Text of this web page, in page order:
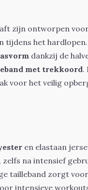
zijn ontworpen
tijdens het hardlopen.
dankzij de
met trekkoord.
voor het veilig
en elastaan
na intensief
tailleband zorgt
intensieve